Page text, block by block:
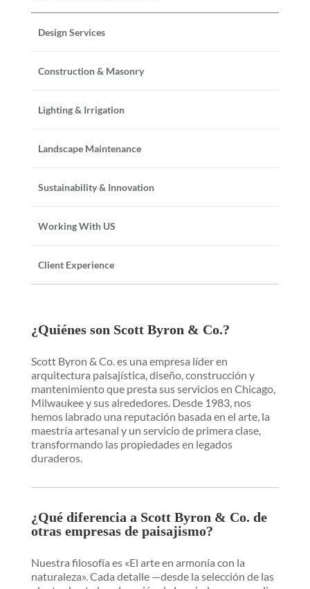
Design Services
Construction & Masonry
Lighting & Irrigation
Landscape Maintenance
Sustainability & Innovation
Working With US
Client Experience
¿Quiénes son Scott Byron & Co.?
Scott Byron & Co. es una empresa líder en
arquitectura paisajística, diseño, construcción y
mantenimiento que presta sus servicios en Chicago,
Milwaukee y sus alrededores. Desde 1983, nos
hemos labrado una reputación basada en el arte, la
maestría artesanal y un servicio de primera clase,
transformando las propiedades en legados
duraderos.
¿Qué diferencia a Scott Byron & Co. de
otras empresas de paisajismo?
Nuestra filosofía es «El arte en armonía con la
naturaleza». Cada detalle —desde la selección de las